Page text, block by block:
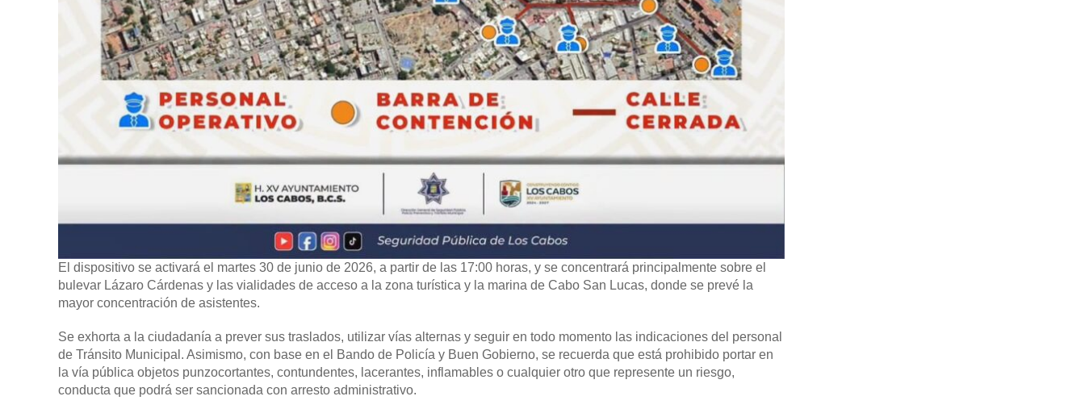
El dispositivo se activará el martes 30 de junio de 2026, a partir de las 17:00 horas, y se concentrará principalmente sobre el
bulevar Lázaro Cárdenas y las vialidades de acceso a la zona turística y la marina de Cabo San Lucas, donde se prevé la
mayor concentración de asistentes.
Se exhorta a la ciudadanía a prever sus traslados, utilizar vías alternas y seguir en todo momento las indicaciones del personal
de Tránsito Municipal. Asimismo, con base en el Bando de Policía y Buen Gobierno, se recuerda que está prohibido portar en
la vía pública objetos punzocortantes, contundentes, lacerantes, inflamables o cualquier otro que represente un riesgo,
conducta que podrá ser sancionada con arresto administrativo.